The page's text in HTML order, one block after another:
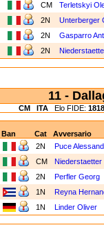
CM
Terletskyi
2N
Unterberger
2N
Gasparro
2N
11 -
CM ITAElo FIDE: 1818
Ban Cat
Avversario
2N
Puce
CM
Niederstaetter
2N
Perfler Georg
1N
Reyna
1N Linder Oliver